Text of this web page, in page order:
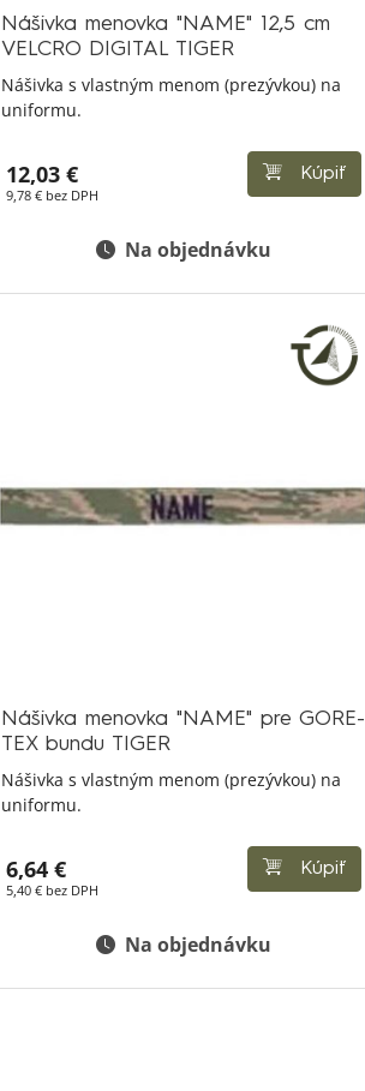
Nášivka menovka "NAME" 12,5 cm
VELCRO DIGITAL TIGER
Nášivka s vlastným menom (prezývkou) na
uniformu.
12,03 €
9,78 € bez DPH
Kúpiť
Na objednávku
Nášivka menovka "NAME" pre GORE-
TEX bundu TIGER
Nášivka s vlastným menom (prezývkou) na
uniformu.
6,64 €
5,40 € bez DPH
Kúpiť
Na objednávku